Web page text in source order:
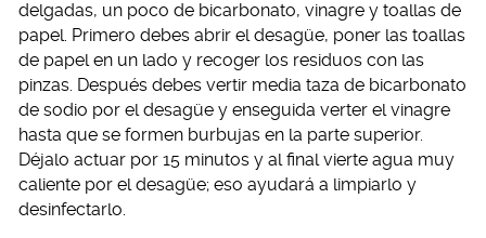
delgadas, un poco de bicarbonato, vinagre y toallas de
papel. Primero debes abrir el desagüe, poner las toallas
de papel en un lado y recoger los residuos con las
pinzas. Después debes vertir media taza de bicarbonato
de sodio por el desagüe y enseguida verter el vinagre
hasta que se formen burbujas en la parte superior.
Déjalo actuar por 15 minutos y al final vierte agua muy
caliente por el desagüe; eso ayudará a limpiarlo y
desinfectarlo.